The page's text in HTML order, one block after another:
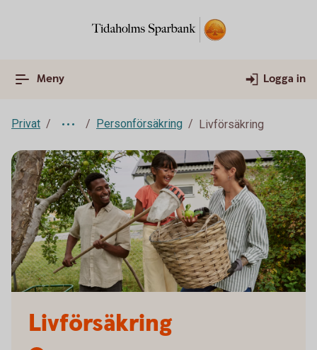
Meny Logga in
Privat Personförsäkring Livförsäkring
Livförsäkring